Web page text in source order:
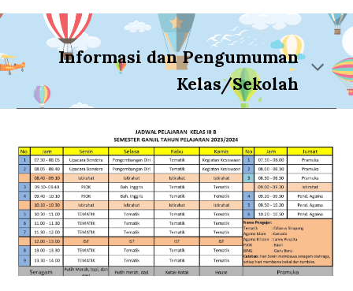
Informasi dan Pengumuman
Kelas/Sekolah